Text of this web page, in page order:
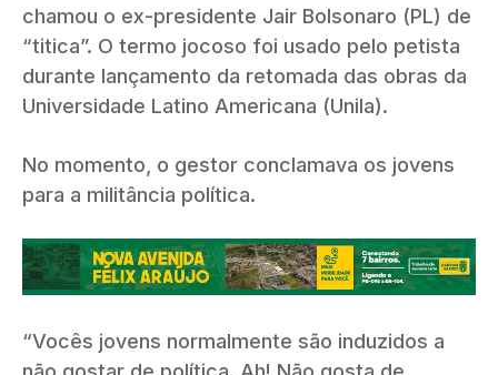
chamou o ex-presidente Jair Bolsonaro (PL) de
“titica”. O termo jocoso foi usado pelo petista
durante lançamento da retomada das obras da
Universidade Latino Americana (Unila).
No momento, o gestor conclamava os jovens
para a militância política.
“Vocês jovens normalmente são induzidos a